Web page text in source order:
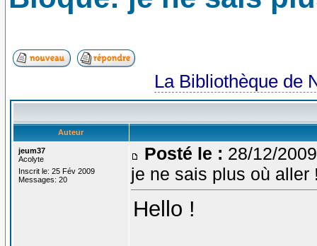
La Bibliothèque de
Auteur
jeum37
Acolyte
Inscrit le: 25 Fév 2009
Messages: 20
Posté le : 28/12/
je ne sais plus où aller
Hello !